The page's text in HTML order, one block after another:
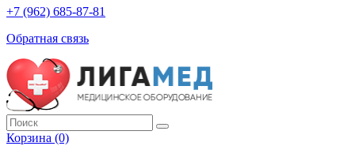
+7 (962) 685-87-81
Обратная связь
Корзина (0)